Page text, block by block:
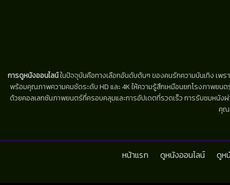
การดูหนังออนไลน์ในปัจจุบันคือทางเลือกอันดับต้นๆ ของคนรักความบันเทิง เพร
พร้อมคุณภาพความคมชัดระดับ HD และ 4K ให้ความรู้สึกเหมือนยกโรงภาพยน
ด้วยคอลเลกชันภาพยนตร์ที่ครอบคลุมและการอัปเดตที่รวดเร็ว การรับชมหนัง
คุณ
หน้าแรก ดูหนังออนไลน์ ดูห